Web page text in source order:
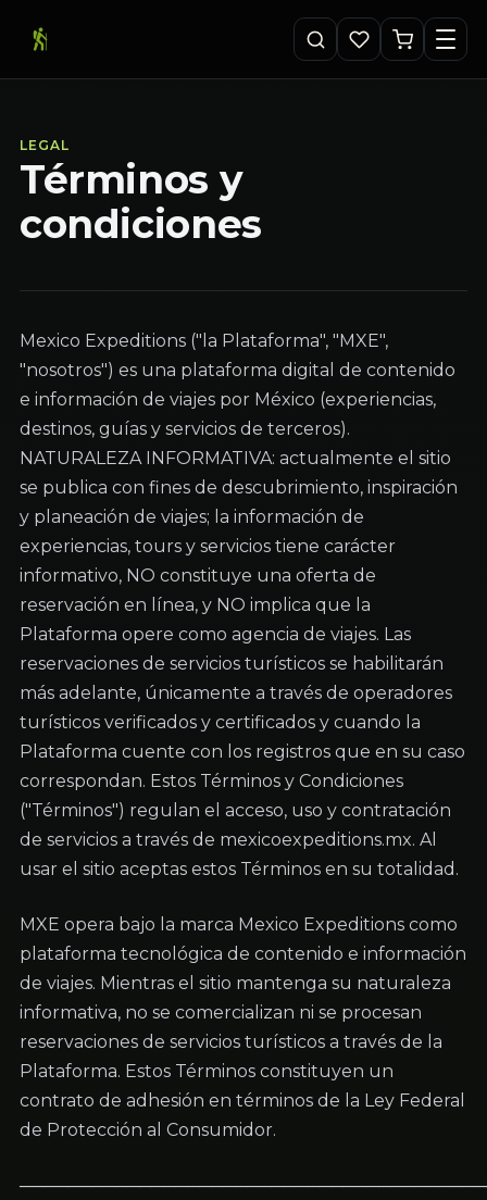
LEGAL
Términos y
condiciones
Mexico Expeditions ("la Plataforma", "MXE",
"nosotros") es una plataforma digital de contenido
e información de viajes por México (experiencias,
destinos, guías y servicios de terceros).
NATURALEZA INFORMATIVA: actualmente el sitio
se publica con fines de descubrimiento, inspiración
y planeación de viajes; la información de
experiencias, tours y servicios tiene carácter
informativo, NO constituye una oferta de
reservación en línea, y NO implica que la
Plataforma opere como agencia de viajes. Las
reservaciones de servicios turísticos se habilitarán
más adelante, únicamente a través de operadores
turísticos verificados y certificados y cuando la
Plataforma cuente con los registros que en su caso
correspondan. Estos Términos y Condiciones
("Términos") regulan el acceso, uso y contratación
de servicios a través de mexicoexpeditions.mx. Al
usar el sitio aceptas estos Términos en su totalidad.
MXE opera bajo la marca Mexico Expeditions como
plataforma tecnológica de contenido e información
de viajes. Mientras el sitio mantenga su naturaleza
informativa, no se comercializan ni se procesan
reservaciones de servicios turísticos a través de la
Plataforma. Estos Términos constituyen un
contrato de adhesión en términos de la Ley Federal
de Protección al Consumidor.